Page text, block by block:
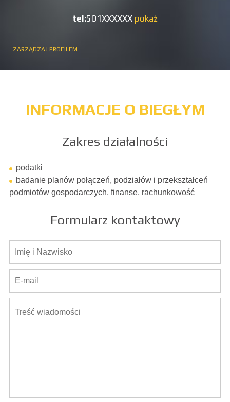
tel:501XXXXXX pokaż
ZARZĄDZAJ PROFILEM
INFORMACJE O BIEGŁYM
Zakres działalności
podatki
badanie planów połączeń, podziałów i przekształceń
podmiotów gospodarczych, finanse, rachunkowość
Formularz kontaktowy